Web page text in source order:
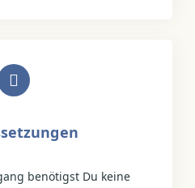
benötigst Du keine